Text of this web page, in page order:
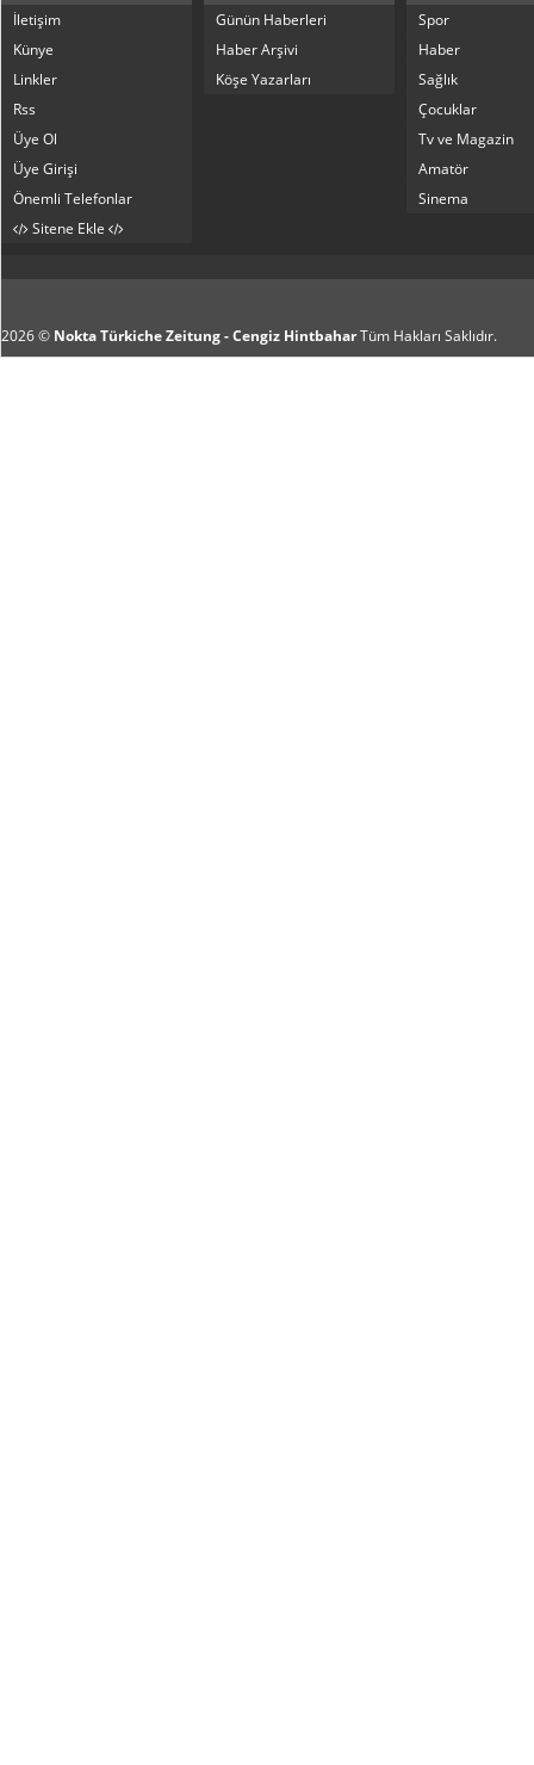
İletişim
Künye
Linkler
Rss
Üye Ol
Üye Girişi
Önemli Telefonlar
Sitene Ekle
Günün Haberleri
Haber Arşivi
Köşe Yazarları
Spor
Haber
Sağlık
Çocuklar
Tv ve Magazin
Amatör
Sinema
2026 © Nokta Türkiche Zeitung - Cengiz HintbaharTüm Hakları Saklıdır.